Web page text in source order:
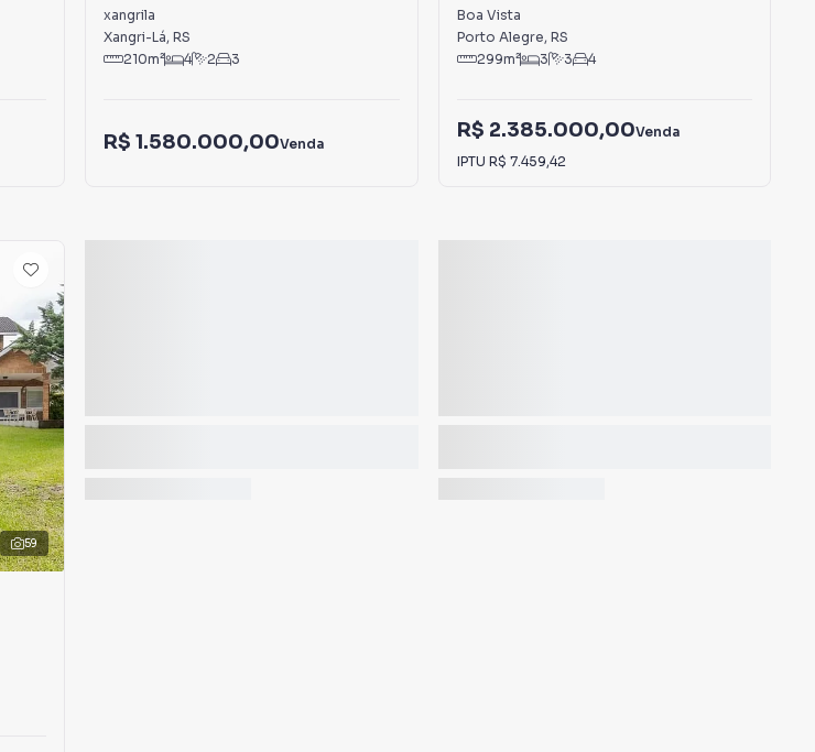
xangrila
Xangri-Lá, RS
210m² 4 2 3
R$ 1.580.000,00Venda
Vista
Boa Vista
Porto Alegre, RS
299m² 3 3 4
R$ 2.385.000,00Venda
IPTU R$ 7.459,42
59